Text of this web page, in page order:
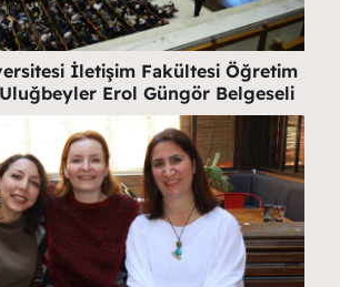
İletişim Fakültesi Öğretim
Erol Güngör Belgeseli